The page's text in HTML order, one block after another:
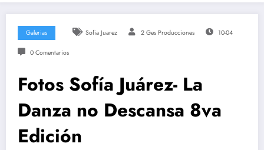
Galerias Sofia Juarez 2 Ges Producciones 10-04
0 Comentarios
Fotos Sofía Juárez- La
Danza no Descansa 8va
Edición